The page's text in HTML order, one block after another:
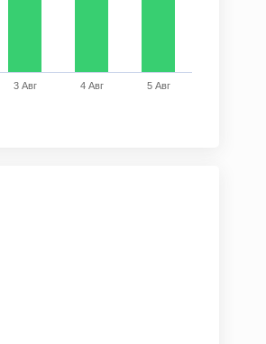
3 Авг 4 Авг 5 Авг